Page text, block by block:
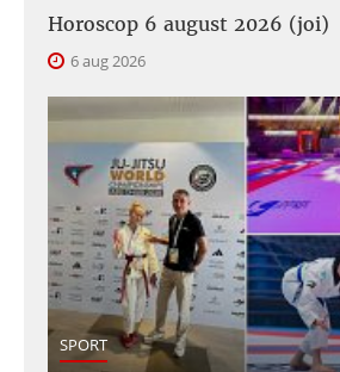
Horoscop 6 august 2026 (joi)
6 aug 2026
SPORT